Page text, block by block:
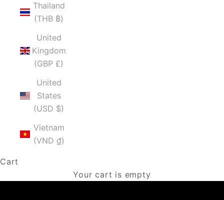
Thailand
(THB ฿)
United
Kingdom
(GBP £)
United
States
(USD $)
Vietnam
(VND ₫)
Cart
Your cart is empty